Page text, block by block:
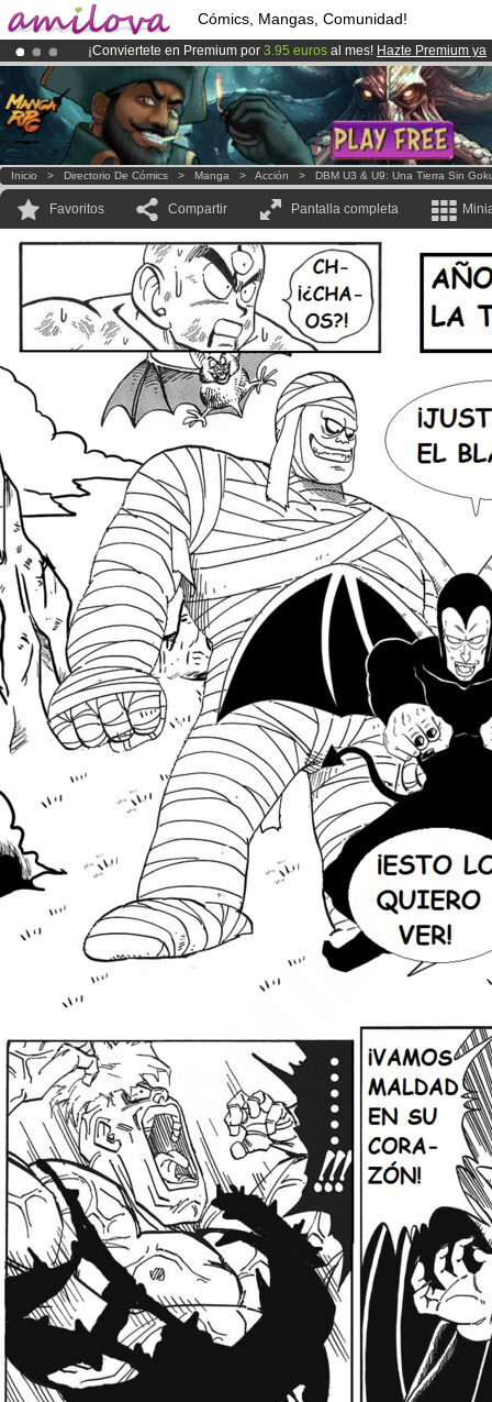
Cómics, Mangas, Comunidad!
¡Conviertete en Premium por 3.95 euros al mes! Hazte Premium ya
¡Ya tenemos 134393miembrosy 1208Cómics y Mangas!.
El Kickstarter Amilova está desormado lanzado!.
Inicio > Directorio De Cómics > Manga > Acción > DBM U3 & U9: Una Tierra Sin
Favoritos Compartir Pantalla completa